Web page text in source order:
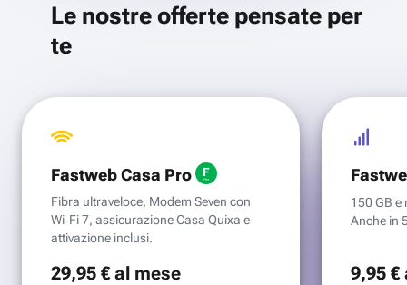
Le nostre offerte pensate per
te
Fastweb Casa Pro
Fibra ultraveloce, Modem Seven con
Wi‑Fi 7, assicurazione Casa Quixa e
attivazione inclusi.
29,95 €al mese
150 GB e
Anche in
9,95 €